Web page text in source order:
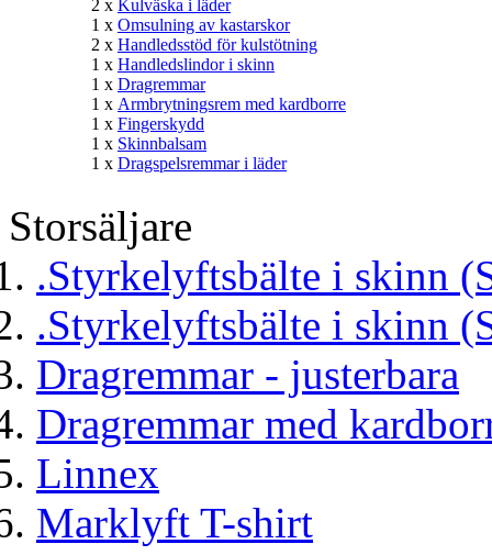
2 x Kulväska i läder
1 x Omsulning av kastarskor
2 x Handledsstöd för kulstötning
1 x Handledslindor i skinn
1 x Dragremmar
1 x Armbrytningsrem med kardborre
1 x Fingerskydd
1 x Skinnbalsam
1 x Dragspelsremmar i läder
Storsäljare
.Styrkelyftsbälte i skinn
.Styrkelyftsbälte i skinn
Dragremmar - justerbara
Dragremmar med
Linnex
Marklyft T-shirt